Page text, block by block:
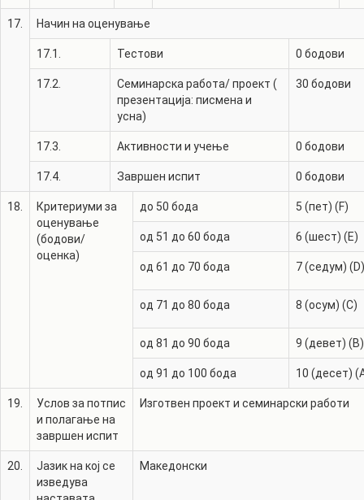
17. Начин на оценување
17.1. Тестови 0 бодови
17.2.
Семинарска работа/ проект (
презентација: писмена и
усна)
30 бодови
17.3. Активности и учење 0 бодови
17.4. Завршен испит 0 бодови
18.
Критериуми за
оценување
(бодови/
оценка)
до 50 бода 5 (пет) (F)
од 51 до 60 бода 6 (шест) (E)
од 61 до 70 бода 7 (седум) (D)
од 71 до 80 бода 8 (осум) (C)
од 81 до 90 бода 9 (девет) (B)
од 91 до 100 бода 10 (десет)
19.
Услов за потпис
и полагање на
завршен испит
Изготвен проект и семинарски работи
20.
Јазик на кој се
изведува
Македонски